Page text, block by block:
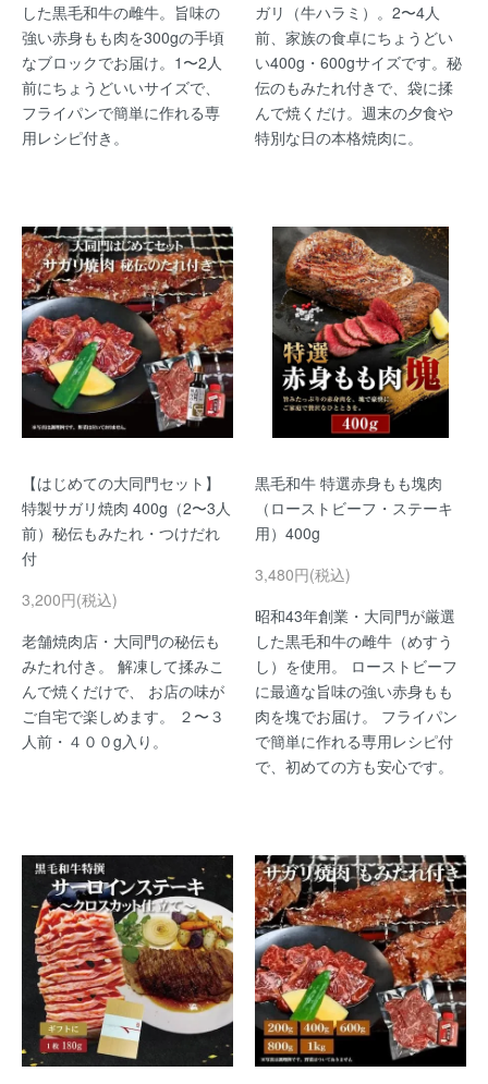
した黒毛和牛の雌牛。旨味の
強い赤身もも肉を300gの手頃
なブロックでお届け。1〜2人
前にちょうどいいサイズで、
フライパンで簡単に作れる専
用レシピ付き。
ガリ（牛ハラミ）。2〜4人
前、家族の食卓にちょうどい
い400g・600gサイズです。秘
伝のもみたれ付きで、袋に揉
んで焼くだけ。週末の夕食や
特別な日の本格焼肉に。
【はじめての大同門セット】
特製サガリ焼肉 400g（2〜3人
前）秘伝もみたれ・つけだれ
付
3,200円(税込)
老舗焼肉店・大同門の秘伝も
みたれ付き。 解凍して揉みこ
んで焼くだけで、 お店の味が
ご自宅で楽しめます。 ２〜３
人前・４００g入り。
黒毛和牛 特選赤身もも塊肉
（ローストビーフ・ステーキ
用）400g
3,480円(税込)
昭和43年創業・大同門が厳選
した黒毛和牛の雌牛（めすう
し）を使用。 ローストビーフ
に最適な旨味の強い赤身もも
肉を塊でお届け。 フライパン
で簡単に作れる専用レシピ付
で、初めての方も安心です。